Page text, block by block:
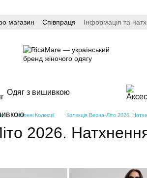
магазин Співпраця Інформація та
Одяг з вишивкою
Сезонні Колекції Колекція Весна-Літо 2026.
2026.